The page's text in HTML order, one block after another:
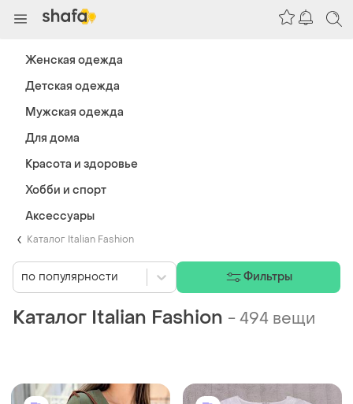
Каталог Italian Fashion
Каталог Italian Fashion -494 вещи
по популярности Фильтры
Женская одежда
Детская одежда
Мужская одежда
Для дома
Красота и здоровье
Хобби и спорт
Аксессуары